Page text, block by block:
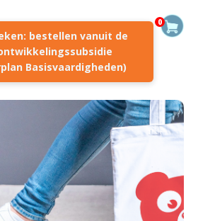
bestellen vanuit de
Basisvaardigheden)
0